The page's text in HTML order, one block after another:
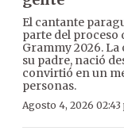
El cantante
parte del proceso
Grammy 2026.
su padre, nació
convirtió en un
personas.
Agosto 4, 2026 02:43